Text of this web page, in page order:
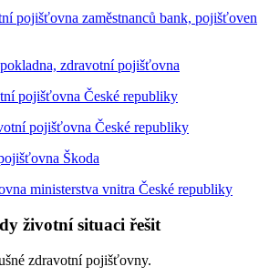
pojišťovna zaměstnanců bank, pojišťoven
zdravotní pojišťovna
pojišťovna České republiky
pojišťovna České republiky
Škoda
ministerstva vnitra České republiky
životní situaci řešit
zdravotní pojišťovny.